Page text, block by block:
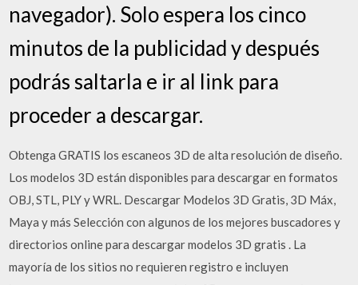
navegador). Solo espera los cinco
minutos de la publicidad y después
podrás saltarla e ir al link para
proceder a descargar.
Obtenga GRATIS los escaneos 3D de alta resolución de diseño.
Los modelos 3D están disponibles para descargar en formatos
OBJ, STL, PLY y WRL. Descargar Modelos 3D Gratis, 3D Máx,
Maya y más Selección con algunos de los mejores buscadores y
directorios online para descargar modelos 3D gratis . La
mayoría de los sitios no requieren registro e incluyen